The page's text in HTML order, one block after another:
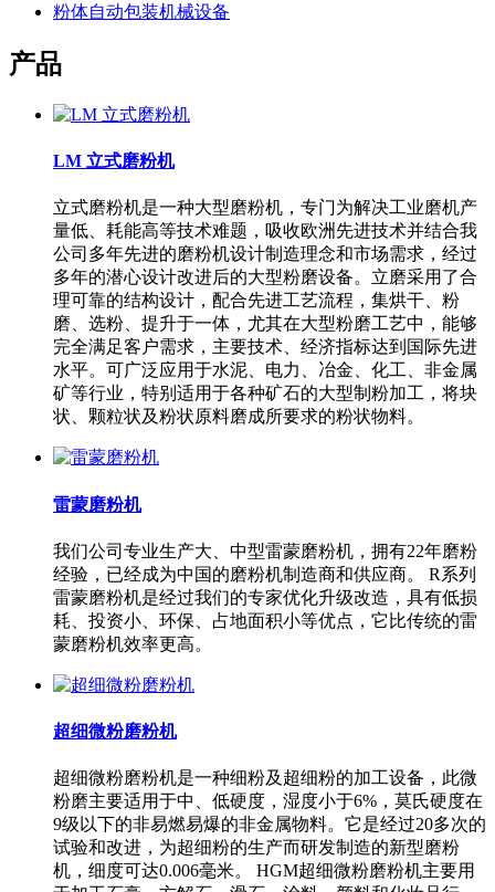
粉体自动包装机械设备
产品
LM 立式磨粉机
立式磨粉机是一种大型磨粉机，专门为解决工业磨机产
量低、耗能高等技术难题，吸收欧洲先进技术并结合我
公司多年先进的磨粉机设计制造理念和市场需求，经过
多年的潜心设计改进后的大型粉磨设备。立磨采用了合
理可靠的结构设计，配合先进工艺流程，集烘干、粉
磨、选粉、提升于一体，尤其在大型粉磨工艺中，能够
完全满足客户需求，主要技术、经济指标达到国际先进
水平。可广泛应用于水泥、电力、冶金、化工、非金属
矿等行业，特别适用于各种矿石的大型制粉加工，将块
状、颗粒状及粉状原料磨成所要求的粉状物料。
雷蒙磨粉机
我们公司专业生产大、中型雷蒙磨粉机，拥有22年磨粉
经验，已经成为中国的磨粉机制造商和供应商。 R系列
雷蒙磨粉机是经过我们的专家优化升级改造，具有低损
耗、投资小、环保、占地面积小等优点，它比传统的雷
蒙磨粉机效率更高。
超细微粉磨粉机
超细微粉磨粉机是一种细粉及超细粉的加工设备，此微
粉磨主要适用于中、低硬度，湿度小于6%，莫氏硬度在
9级以下的非易燃易爆的非金属物料。它是经过20多次的
试验和改进，为超细粉的生产而研发制造的新型磨粉
机，细度可达0.006毫米。 HGM超细微粉磨粉机主要用